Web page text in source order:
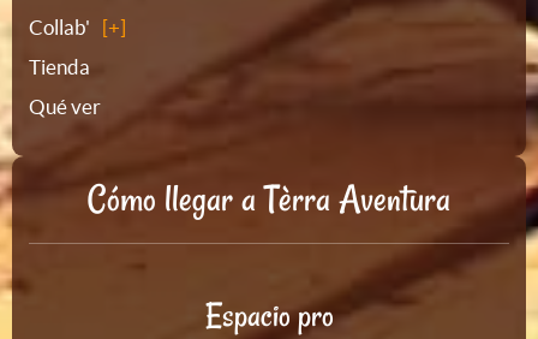
Collab'
Tienda
Qué ver
Cómo llegar a Tèrra Aventura
Espacio pro